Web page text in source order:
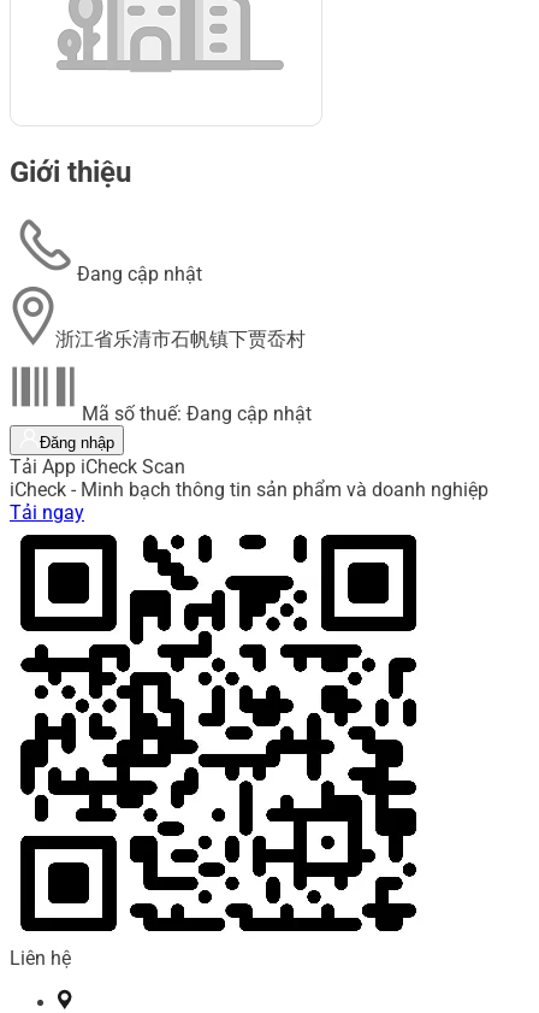
Giới thiệu
Đang cập nhật
浙江省乐清市石帆镇下贾岙村
Mã số thuế: Đang cập nhật
Đăng nhập
Tải App iCheck Scan
iCheck - Minh bạch thông tin sản phẩm và doanh nghiệp
Tải ngay
Liên hệ